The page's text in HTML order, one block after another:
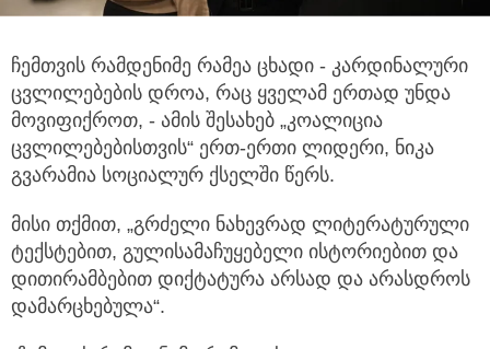
ჩემთვის რამდენიმე რამეა ცხადი - კარდინალური
ცვლილებების დროა, რაც ყველამ ერთად უნდა
მოვიფიქროთ, - ამის შესახებ „კოალიცია
ცვლილებებისთვის“ ერთ-ერთი ლიდერი, ნიკა
გვარამია სოციალურ ქსელში წერს.
მისი თქმით, „გრძელი ნახევრად ლიტერატურული
ტექსტებით, გულისამაჩუყებელი ისტორიებით და
დითირამბებით დიქტატურა არსად და არასდროს
დამარცხებულა“.